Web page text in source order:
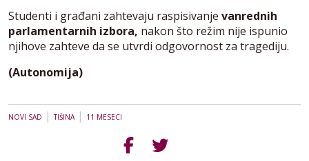
Studenti i građani zahtevaju raspisivanje vanrednih
parlamentarnih izbora, nakon što režim nije ispunio
njihove zahteve da se utvrdi odgovornost za tragediju.
(Autonomija)
NOVI SAD |TIŠINA| 11 MESECI